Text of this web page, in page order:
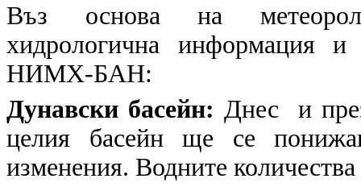
Въз основа на
хидрологична информация и
НИМХ-БАН:
Дунавски басейн: Днес и
целия басейн ще се
изменения. Водните